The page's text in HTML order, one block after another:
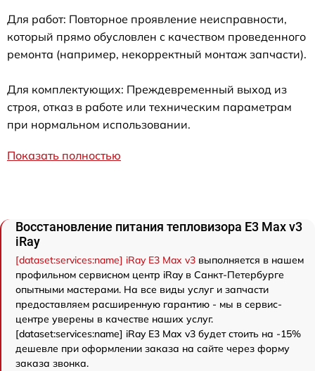
Для работ: Повторное проявление неисправности,
который прямо обусловлен с качеством проведенного
ремонта (например, некорректный монтаж запчасти).
Для комплектующих: Преждевременный выход из
строя, отказ в работе или техническим параметрам
при нормальном использовании.
Показать полностью
Восстановление питания тепловизора E3 Max v3
iRay
[dataset:services:name] iRay E3 Max v3 выполняется в нашем
профильном сервисном центр iRay в Санкт-Петербурге
опытными мастерами. На все виды услуг и запчасти
предоставляем расширенную гарантию - мы в сервис-
центре уверены в качестве наших услуг.
[dataset:services:name] iRay E3 Max v3 будет стоить на -15%
дешевле при оформлении заказа на сайте через форму
заказа звонка.